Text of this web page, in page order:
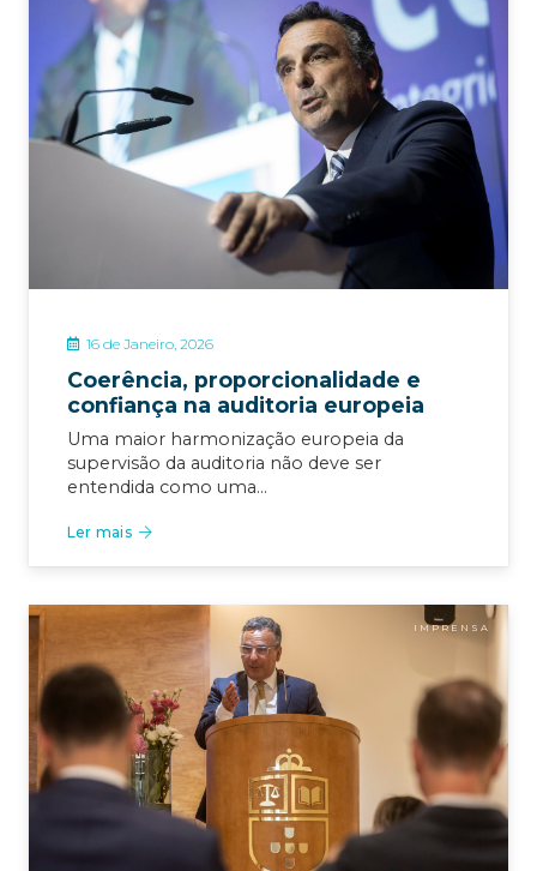
16 de Janeiro, 2026
Coerência, proporcionalidade e
confiança na auditoria europeia
Uma maior harmonização europeia da
supervisão da auditoria não deve ser
entendida como uma…
Ler mais
IMPRENSA